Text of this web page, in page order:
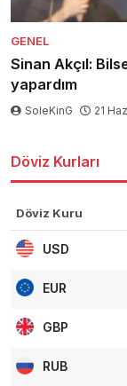
GENEL
Sinan Akçıl:
yapardım
SoleKinG 21
Döviz Kurları
Döviz Kuru
USD
EUR
GBP
RUB